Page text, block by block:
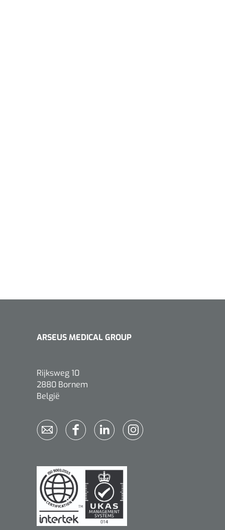
ARSEUS MEDICAL GROUP
Rijksweg 10
2880 Bornem
België